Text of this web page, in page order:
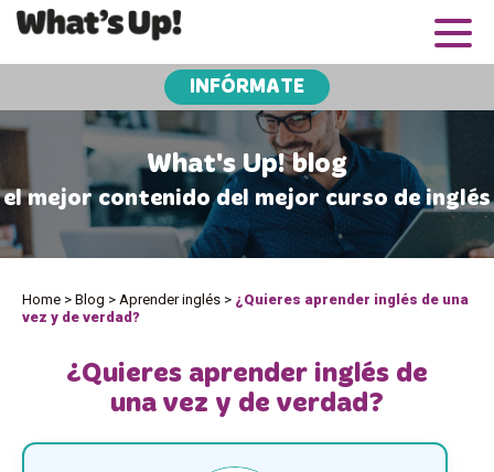
INFÓRMATE
What's Up! blog
el mejor contenido del mejor curso de inglés
Home > Blog > Aprender inglés > ¿Quieres aprender inglés de una
vez y de verdad?
¿Quieres aprender inglés de
una vez y de verdad?